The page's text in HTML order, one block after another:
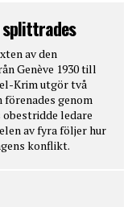
splittrades
av den
Genève 1930 till
el-Krim utgör två
förenades genom
ledare
av fyra följer hur
konflikt.